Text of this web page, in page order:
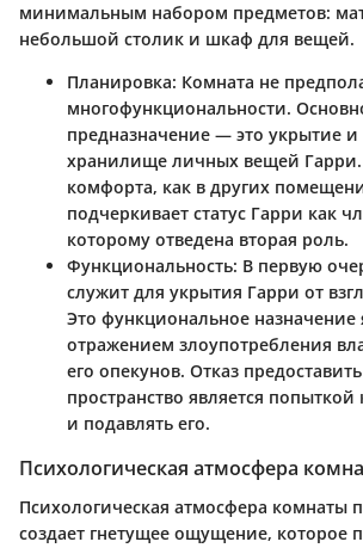
минимальным набором предметов:
небольшой столик и шкаф для вещей.
Планировка: Комната не
многофункциональности.
предназначение — это укрытие
хранилище личных вещей Гарри.
комфорта, как в других
подчеркивает статус Гарри как
которому отведена вторая роль.
Функциональность: В первую
служит для укрытия Гарри от
Это функциональное назначение
отражением злоупотребления
его опекунов. Отказ
пространство является
и подавлять его.
Психологическая атмосфера
Психологическая атмосфера комнаты
создает гнетущее ощущение, которое